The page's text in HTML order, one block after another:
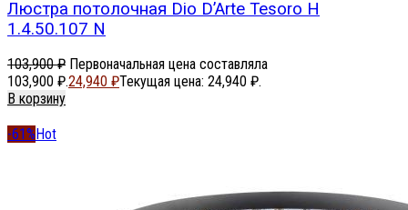
Люстра потолочная Dio D’Arte Tesoro H
1.4.50.107 N
103,900₽ Первоначальная цена составляла
103,900 ₽.24,940 ₽Текущая цена: 24,940 ₽.
В корзину
-61% Hot